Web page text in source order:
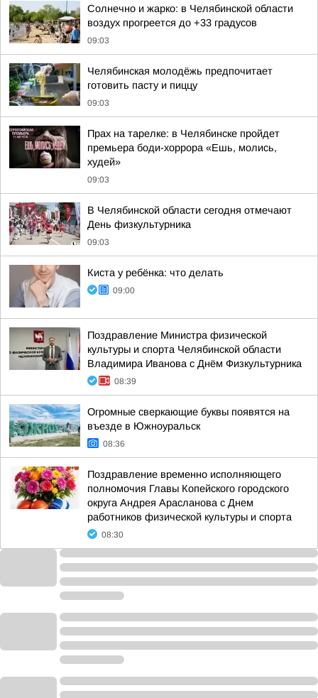
Солнечно и жарко: в Челябинской области
воздух прогреется до +33 градусов
09:03
Челябинская молодёжь предпочитает
готовить пасту и пиццу
09:03
Прах на тарелке: в Челябинске пройдет
премьера боди-хоррора «Ешь, молись,
худей»
09:03
В Челябинской области сегодня отмечают
День физкультурника
09:03
Киста у ребёнка: что делать
09:00
Поздравление Министра физической
культуры и спорта Челябинской области
Владимира Иванова с Днём Физкультурника
08:39
Огромные сверкающие буквы появятся на
въезде в Южноуральск
08:36
Поздравление временно исполняющего
полномочия Главы Копейского городского
округа Андрея Арасланова с Днем
работников физической культуры и спорта
08:30